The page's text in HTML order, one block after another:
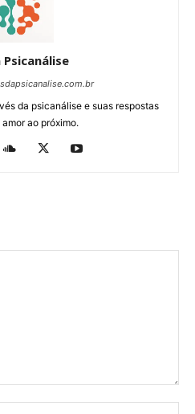
Psicanálise
da psicanálise e suas respostas
ao próximo.